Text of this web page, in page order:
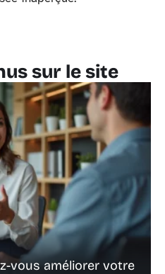
sur le site
vous améliorer votre